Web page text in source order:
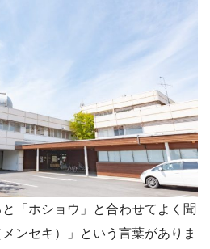
「ホショウ」と合わせてよく聞
ンセキ）」という言葉がありま